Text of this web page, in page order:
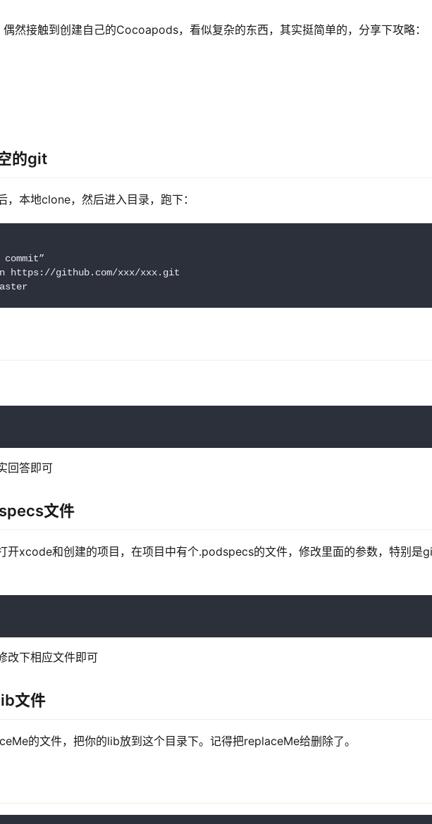
然接触到创建自己的Cocoapods，看似复杂的东西，其实挺简单的，分享下攻略：
的git
，本地clone，然后进入目录，跑下：
https://github.com/xxx/xxx.git
回答即可
文件
开xcode和创建的项目，在项目中有个.podspecs的文件，修改里面的参数，特别是
改下相应文件即可
文件
的文件，把你的lib放到这个目录下。记得把replaceMe给删除了。